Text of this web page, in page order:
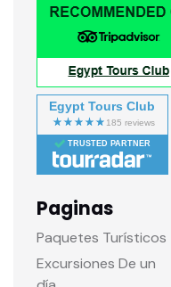
Egypt Tours Club
TRUSTED PARTNER
Paginas
Paquetes Turísticos
Excursiones De un